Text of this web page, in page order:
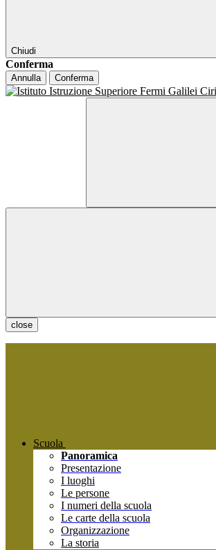
Chiudi
Conferma
Annulla Conferma
close
Scuola
Panoramica
Presentazione
I luoghi
Le persone
I numeri della scuola
Le carte della scuola
Organizzazione
La storia